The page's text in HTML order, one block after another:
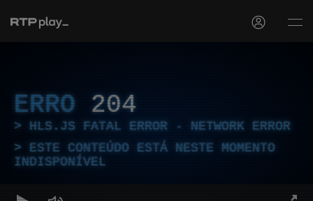
ERRO 204
HLS.JS FATAL ERROR - NETWORK ERROR
ESTE CONTEÚDO ESTÁ NESTE MOMENTO
INDISPONÍVEL